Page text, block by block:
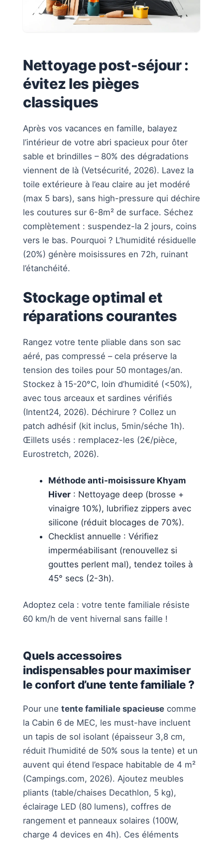
Nettoyage post-séjour :
évitez les pièges
classiques
Après vos vacances en famille, balayez
l’intérieur de votre abri spacieux pour ôter
sable et brindilles – 80% des dégradations
viennent de là (Vetsécurité, 2026). Lavez la
toile extérieure à l’eau claire au jet modéré
(max 5 bars), sans high-pressure qui déchire
les coutures sur 6-8m² de surface. Séchez
complètement : suspendez-la 2 jours, coins
vers le bas. Pourquoi ? L’humidité résiduelle
(20%) génère moisissures en 72h, ruinant
l’étanchéité.
Stockage optimal et
réparations courantes
Rangez votre tente pliable dans son sac
aéré, pas compressé – cela préserve la
tension des toiles pour 50 montages/an.
Stockez à 15-20°C, loin d’humidité (<50%),
avec tous arceaux et sardines vérifiés
(Intent24, 2026). Déchirure ? Collez un
patch adhésif (kit inclus, 5min/séche 1h).
Œillets usés : remplacez-les (2€/pièce,
Eurostretch, 2026).
Méthode anti-moisissure Khyam
Hiver : Nettoyage deep (brosse +
vinaigre 10%), lubrifiez zippers avec
silicone (réduit blocages de 70%).
Checklist annuelle : Vérifiez
imperméabilisant (renouvellez si
gouttes perlent mal), tendez toiles à
45° secs (2-3h).
Adoptez cela : votre tente familiale résiste
60 km/h de vent hivernal sans faille !
Quels accessoires
indispensables pour maximiser
le confort d’une tente familiale ?
Pour une tente familiale spacieuse comme
la Cabin 6 de MEC, les must-have incluent
un tapis de sol isolant (épaisseur 3,8 cm,
réduit l’humidité de 50% sous la tente) et un
auvent qui étend l’espace habitable de 4 m²
(Campings.com, 2026). Ajoutez meubles
pliants (table/chaises Decathlon, 5 kg),
éclairage LED (80 lumens), coffres de
rangement et panneaux solaires (100W,
charge 4 devices en 4h). Ces éléments